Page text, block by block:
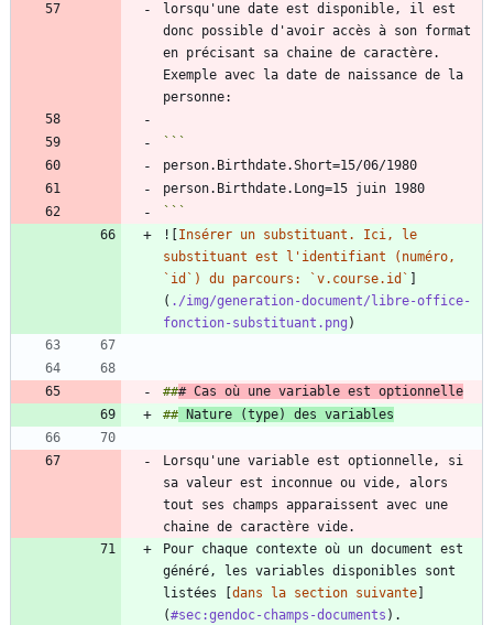
lorsqu'une date est disponible, il est
donc possible d'avoir accès à son format
en précisant sa chaine de caractère.
Exemple avec la date de naissance de la
```
![ Insérer un substituant. Ici, le
substituant est l'identifiant (numéro,
`id`) du parcours: `v.course.id`
( ./img/generation-document/libre-office-
fonction-substituant.png
### Cas où une variable est optionnelle
## Nature (type) des variables
Lorsqu'une variable est optionnelle, si
sa valeur est inconnue ou vide, alors
tout ses champs apparaissent avec une
Pour chaque contexte où un document est
généré, les variables disponibles sont
listées [ dans la section suivante
(#sec:gendoc-champs-documents